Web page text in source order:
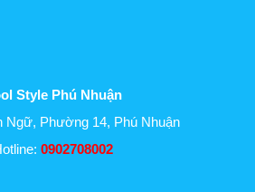
Style Phú Nhuận
Ngữ, Phường 14, Phú Nhuận
0902708002